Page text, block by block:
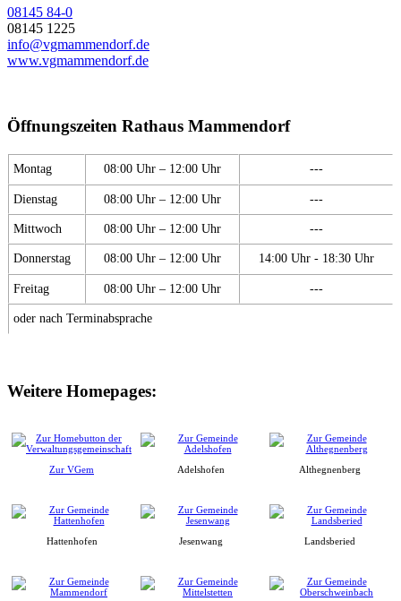
08145 84-0
08145 1225
info@vgmammendorf.de
www.vgmammendorf.de
Öffnungszeiten Rathaus Mammendorf
Montag 08:00 Uhr – 12:00 Uhr ---
Dienstag 08:00 Uhr – 12:00 Uhr ---
Mittwoch 08:00 Uhr – 12:00 Uhr ---
Donnerstag 08:00 Uhr – 12:00 Uhr 14:00 Uhr - 18:30 Uhr
Freitag 08:00 Uhr – 12:00 Uhr ---
oder nach Terminabsprache
Weitere Homepages:
Zur VGem Adelshofen Althegnenberg
Hattenhofen Jesenwang Landsberied